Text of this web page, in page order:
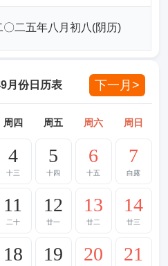
二五年八月初八(阴历)
月份日历表 下一月>
周四 周五 周六 周日
4
十三
5
十四
6
十五
7
白露
11
二十
12
廿一
13
廿二
14
廿三
18 19 20 21